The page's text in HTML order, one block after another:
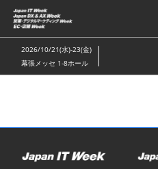
ス
キ
ッ
し
む
2026/10/21(水)-23(金)
幕張メッセ 1-8ホール